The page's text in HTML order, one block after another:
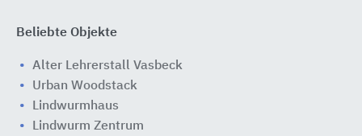
Beliebte Objekte
Alter Lehrerstall Vasbeck
Urban Woodstack
Lindwurmhaus
Lindwurm Zentrum